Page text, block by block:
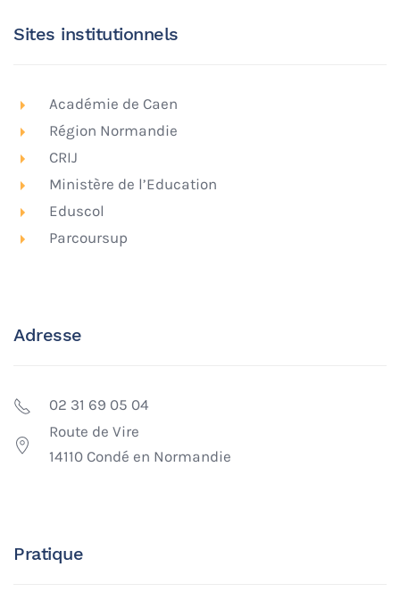
Sites institutionnels
Académie de Caen
Région Normandie
CRIJ
Ministère de l’Education
Eduscol
Parcoursup
Adresse
02 31 69 05 04
Route de Vire
14110 Condé en Normandie
Pratique